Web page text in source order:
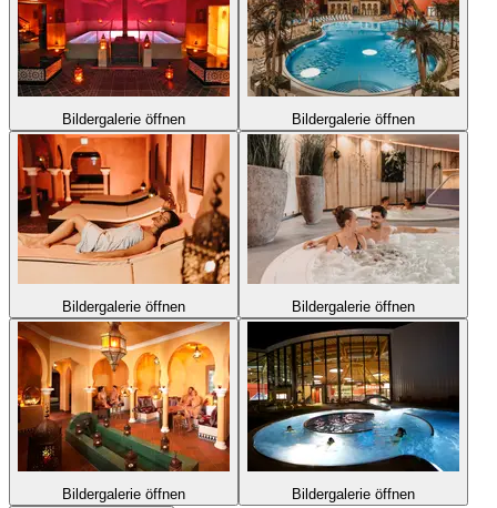
Bildergalerie öffnen Bildergalerie öffnen
Bildergalerie öffnen Bildergalerie öffnen
Bildergalerie öffnen
Bildergalerie öffnen